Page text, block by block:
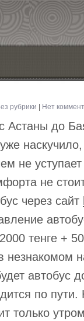
рубрики Нет
Астаны до
не
не
через сайт
тенге +
незнакомом
по пути.
только